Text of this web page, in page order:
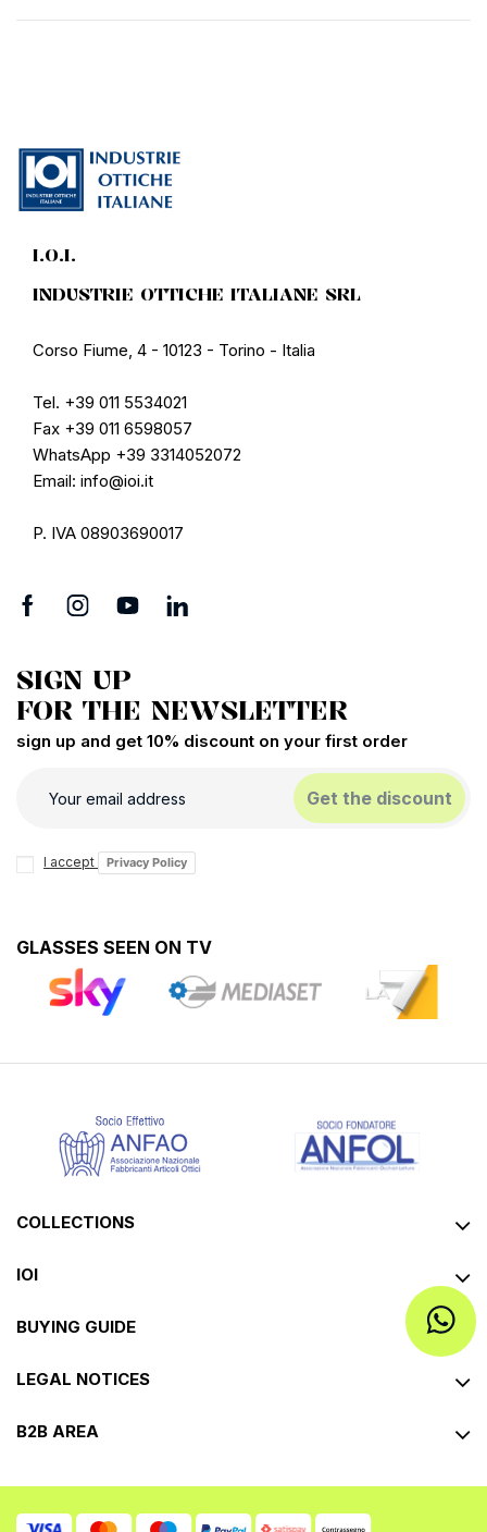
I.O.I.
INDUSTRIE OTTICHE ITALIANE SRL
Corso Fiume, 4 - 10123 - Torino - Italia
Tel. +39 011 5534021
Fax +39 011 6598057
WhatsApp +39 3314052072
Email: info@ioi.it
P. IVA 08903690017
SIGN UP
FOR THE NEWSLETTER
sign up and get 10% discount on your first order
Get the discount
I accept Privacy Policy
GLASSES SEEN ON TV
COLLECTIONS
IOI
BUYING GUIDE
LEGAL NOTICES
B2B AREA